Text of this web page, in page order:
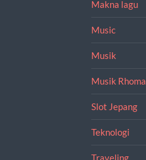
Makna lagu
Music
Musik
Musik Rhoma
Slot Jepang
Teknologi
Traveling